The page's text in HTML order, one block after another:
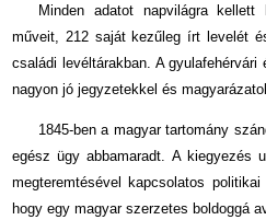
Minden adatot napvilágra
műveit, 212 saját kezűleg írt levelét
családi levéltárakban. A
nagyon jó jegyzetekkel és
1845-ben a magyar tartomány
egész ügy abbamaradt. A kiegyezés
megteremtésével kapcsolatos
hogy egy magyar szerzetes boldoggá